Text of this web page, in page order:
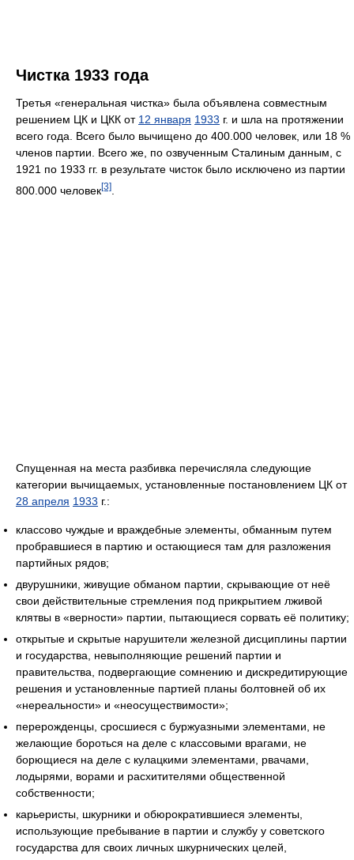
Чистка 1933 года
Третья «генеральная чистка» была объявлена совместным
решением ЦК и ЦКК от 12 января 1933 г. и шла на протяжении
всего года. Всего было вычищено до 400.000 человек, или 18 %
членов партии. Всего же, по озвученным Сталиным данным, с
1921 по 1933 гг. в результате чисток было исключено из партии
800.000 человек[3]
Спущенная на места разбивка перечисляла следующие
категории вычищаемых, установленные постановлением ЦК от
28 апреля 1933 г.:
классово чуждые и враждебные элементы, обманным путем
пробравшиеся в партию и остающиеся там для разложения
партийных рядов;
двурушники, живущие обманом партии, скрывающие от неё
свои действительные стремления под прикрытием лживой
клятвы в «верности» партии, пытающиеся сорвать её политику;
открытые и скрытые нарушители железной дисциплины партии
и государства, невыполняющие решений партии и
правительства, подвергающие сомнению и дискредитирующие
решения и установленные партией планы болтовней об их
«нереальности» и «неосуществимости»;
перерожденцы, сросшиеся с буржуазными элементами, не
желающие бороться на деле с классовыми врагами, не
борющиеся на деле с кулацкими элементами, рвачами,
лодырями, ворами и расхитителями общественной
собственности;
карьеристы, шкурники и обюрократившиеся элементы,
использующие пребывание в партии и службу у советского
государства для своих личных шкурнических целей,